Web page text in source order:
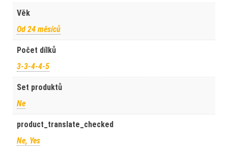
Věk
Od 24 měsíců
Počet dílků
3-3-4-4-5
Set produktů
Ne
product_translate_checked
Ne, Yes